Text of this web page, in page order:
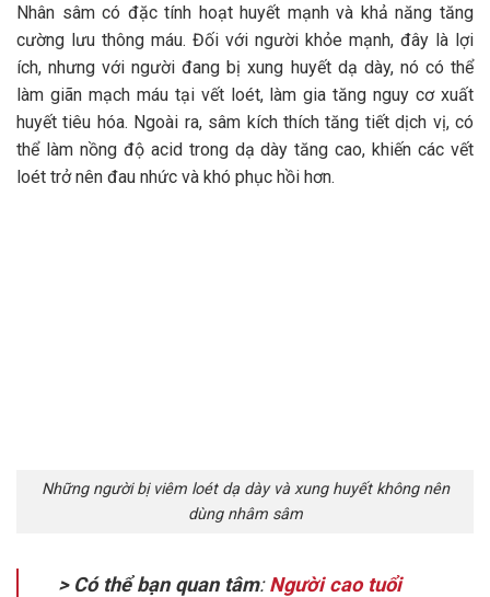
Nhân sâm có đặc tính hoạt huyết mạnh và khả năng tăng
cường lưu thông máu. Đối với người khỏe mạnh, đây là lợi
ích, nhưng với người đang bị xung huyết dạ dày, nó có thể
làm giãn mạch máu tại vết loét, làm gia tăng nguy cơ xuất
huyết tiêu hóa. Ngoài ra, sâm kích thích tăng tiết dịch vị, có
thể làm nồng độ acid trong dạ dày tăng cao, khiến các vết
loét trở nên đau nhức và khó phục hồi hơn.
Những người bị viêm loét dạ dày và xung huyết không nên
dùng nhâm sâm
> Có thể bạn quan tâm:Người cao tuổi